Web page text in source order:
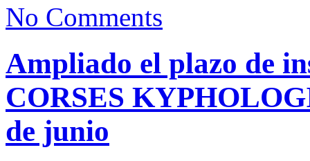
No Comments
Ampliado el plazo de
CORSES
de junio